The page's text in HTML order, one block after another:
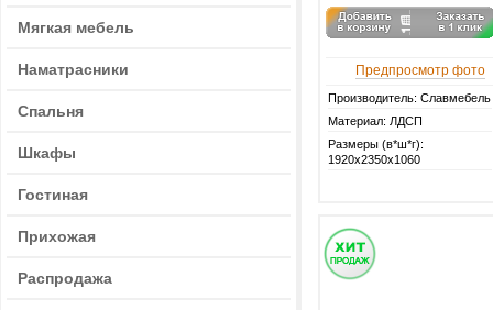
Мягкая мебель
Наматрасники
Спальня
Шкафы
Гостиная
Прихожая
Распродажа
Предпросмотр фото
Производитель: Славмебель
Материал: ЛДСП
Размеры (в*ш*г):
1920х2350х1060